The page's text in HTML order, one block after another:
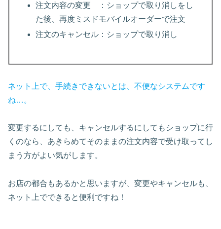
注文内容の変更 ：ショップで取り消しをし
た後、再度ミスドモバイルオーダーで注文
注文のキャンセル：ショップで取り消し
ネット上で、手続きできないとは、不便なシステムです
ね…。
変更するにしても、キャンセルするにしてもショップに行
くのなら、あきらめてそのままの注文内容で受け取ってし
まう方がよい気がします。
お店の都合もあるかと思いますが、変更やキャンセルも、
ネット上でできると便利ですね！